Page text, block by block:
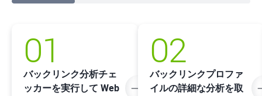
01
バックリンク分析チェ
ッカーを実行して Web
02
バックリンクプロファ
イルの詳細な分析を取